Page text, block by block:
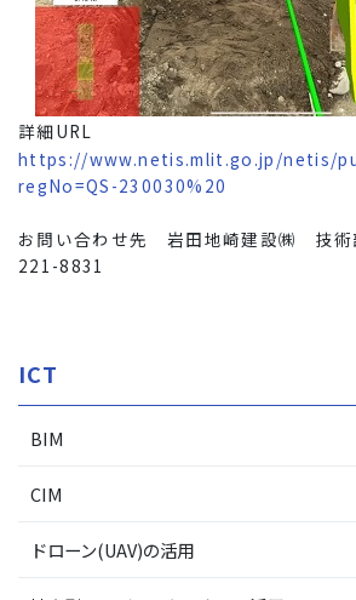
詳細URL
https://www.netis.mlit.go.jp/netis/
regNo=QS-230030%20
お問い合わせ先 岩田地崎建設㈱ 技
221-8831
ICT
BIM
CIM
ドローン(UAV)の活用